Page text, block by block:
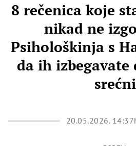
8 rečenica koje
nikad ne
Psihološkinja s
da ih
srećni
20.05.2026.